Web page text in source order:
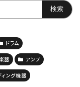
ドラム
器 アンプ
ング機器